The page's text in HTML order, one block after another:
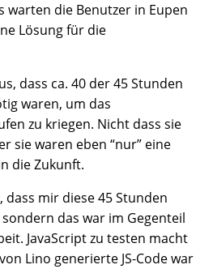
warten die Benutzer in Eupen
Lösung für die
dass ca. 40 der 45 Stunden
waren, um das
zu kriegen. Nicht dass sie
sie waren eben “nur” eine
die Zukunft.
dass mir diese 45 Stunden
das war im Gegenteil
JavaScript zu testen macht
Lino generierte JS-Code war